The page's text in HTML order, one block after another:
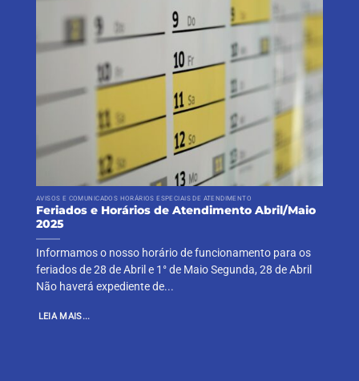
AVISOS E COMUNICADOS HORÁRIOS ESPECIAIS DE ATENDIMENTO
Feriados e Horários de Atendimento Abril/Maio
2025
Informamos o nosso horário de funcionamento para os
feriados de 28 de Abril e 1° de Maio Segunda, 28 de Abril
Não haverá expediente de...
LEIA MAIS...